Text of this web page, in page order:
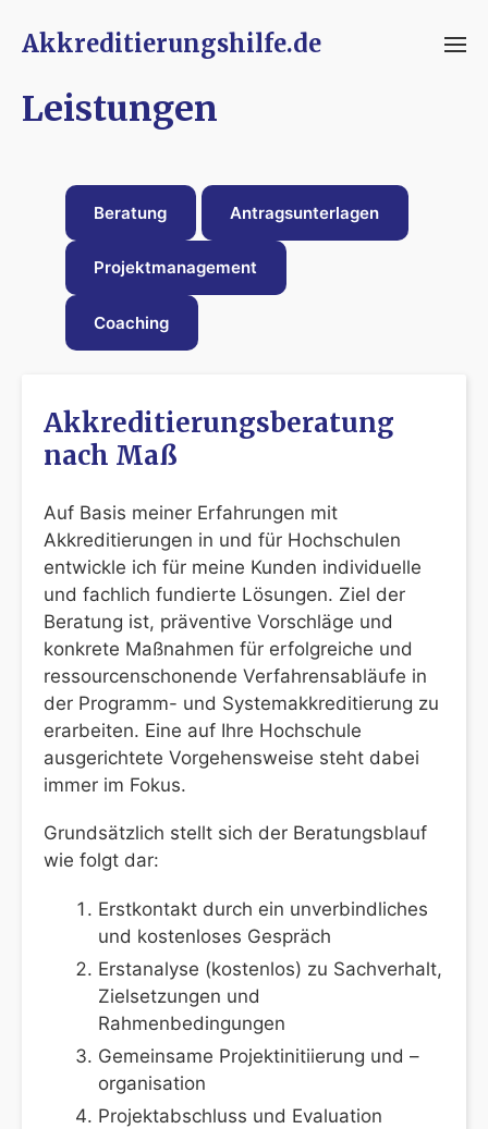
Akkreditierungshilfe.de
Leistungen
Beratung Antragsunterlagen
Projektmanagement
Coaching
Akkreditierungsberatung
nach Maß
Auf Basis meiner Erfahrungen mit
Akkreditierungen in und für Hochschulen
entwickle ich für meine Kunden individuelle
und fachlich fundierte Lösungen. Ziel der
Beratung ist, präventive Vorschläge und
konkrete Maßnahmen für erfolgreiche und
ressourcenschonende Verfahrensabläufe in
der Programm- und Systemakkreditierung zu
erarbeiten. Eine auf Ihre Hochschule
ausgerichtete Vorgehensweise steht dabei
immer im Fokus.
Grundsätzlich stellt sich der Beratungsblauf
wie folgt dar:
Erstkontakt durch ein unverbindliches
und kostenloses Gespräch
Erstanalyse (kostenlos) zu Sachverhalt,
Zielsetzungen und
Rahmenbedingungen
Gemeinsame Projektinitiierung und –
organisation
Projektabschluss und Evaluation